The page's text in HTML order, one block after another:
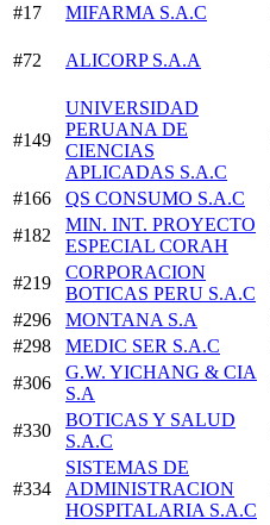
#17
MIFARMA S.A.C
#72 ALICORP S.A.A
#149
UNIVERSIDAD
PERUANA DE
CIENCIAS
APLICADAS S.A.C
#166 QS CONSUMO S.A.C
#182
MIN. INT. PROYECTO
ESPECIAL CORAH
#219
CORPORACION
BOTICAS PERU S.A.C
#296
MONTANA S.A
#298
MEDIC SER S.A.C
#306
G.W. YICHANG & CIA
S.A
#330
BOTICAS Y SALUD
S.A.C
#334
SISTEMAS DE
ADMINISTRACION
HOSPITALARIA S.A.C